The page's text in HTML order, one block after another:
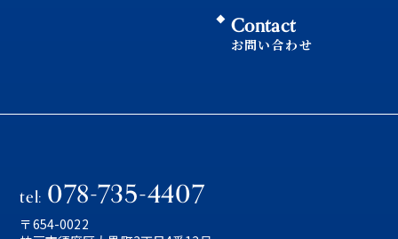
Contact
お問い合わせ
tel: 078-735-4407
〒654-0022